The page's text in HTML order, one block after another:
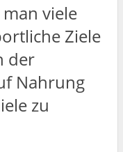
viele
Ziele
der
Nahrung
zu